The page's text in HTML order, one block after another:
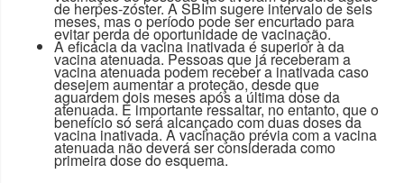
de herpes-zóster. A SBIm sugere intervalo de seis
meses, mas o período pode ser encurtado para
evitar perda de oportunidade de vacinação.
A eficácia da vacina inativada é superior à da
vacina atenuada. Pessoas que já receberam a
vacina atenuada podem receber a inativada caso
desejem aumentar a proteção, desde que
aguardem dois meses após a última dose da
atenuada. É importante ressaltar, no entanto, que o
benefício só será alcançado com duas doses da
vacina inativada. A vacinação prévia com a vacina
atenuada não deverá ser considerada como
primeira dose do esquema.